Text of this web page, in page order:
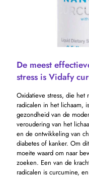
De meest
stress is Vidafy
Oxidatieve stress, die het
radicalen in het lichaam,
gezondheid van de
veroudering van het
en de ontwikkeling van
diabetes of kanker. Om
moeite waard om naar
zoeken. Een van de
radicalen is curcumine,